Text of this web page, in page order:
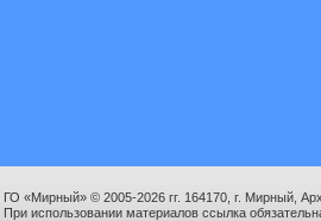
ГО «Мирный» © 2005-2026 гг. 164170, г. Мирный,
При использовании материалов ссылка